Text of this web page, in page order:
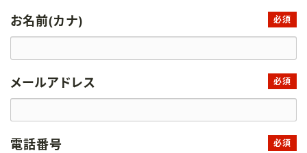
お名前(カナ) 必須
メールアドレス 必須
電話番号 必須